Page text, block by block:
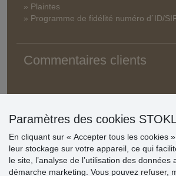
» Plaintes
» Programme de fidélité numéro d´ID/
Commentaires clients
Paramètres des cookies
En cliquant sur « Accepter tous les cookies
leur stockage sur votre appareil, ce qui
le site, l’analyse de l’utilisation des données
démarche marketing. Vous pouvez refuser,